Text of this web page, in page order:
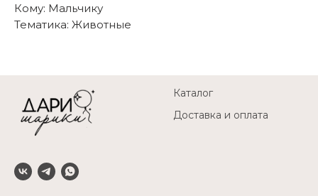
Кому: Мальчику
Тематика: Животные
Каталог
Доставка и оплата